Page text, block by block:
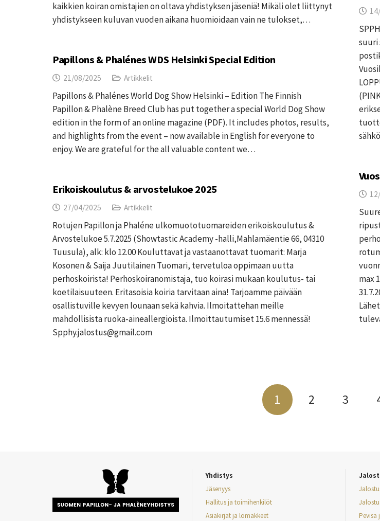
kaikkien koiran omistajien on oltava yhdistyksen jäseniä! Mikäli olet liittynyt
yhdistykseen kuluvan vuoden aikana huomioidaan vain ne tulokset,…
suuri
Papillons & Phalénes WDS Helsinki Special Edition
21/08/2025 Artikkelit
Papillons & Phalénes World Dog Show Helsinki – Edition The Finnish
Papillon & Phalène Breed Club has put together a special World Dog Show
edition in the form of an online magazine (PDF). It includes photos, results,
and highlights from the event – now available in English for everyone to
enjoy. We are grateful for the all valuable content we…
max
Erikoiskoulutus & arvostelukoe 2025
27/04/2025 Artikkelit
Rotujen Papillon ja Phaléne ulkomuototuomareiden erikoiskoulutus &
Arvostelukoe 5.7.2025 (Showtastic Academy -halli,Mahlamäentie 66, 04310
Tuusula), alk: klo 12.00 Kouluttavat ja vastaanottavat tuomarit: Marja
Kosonen & Saija Juutilainen Tuomari, tervetuloa oppimaan uutta
perhoskoirista! Perhoskoiranomistaja, tuo koirasi mukaan koulutus- tai
koetilaisuuteen. Eritasoisia koiria tarvitaan aina! Tarjoamme päivään
osallistuville kevyen lounaan sekä kahvia. Ilmoitattehan meille
mahdollisista ruoka-aineallergioista. Ilmoittautumiset 15.6 mennessä!
Spphy.jalostus@gmail.com
1 2 3
Yhdistys
Jäsenyys
Hallitus ja toimihenkilöt
Asiakirjat ja lomakkeet
Pevisa